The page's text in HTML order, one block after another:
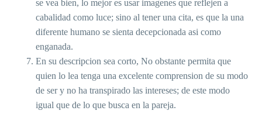
se vea bien, lo mejor es usar imagenes que reflejen a
cabalidad como luce; sino al tener una cita, es que la una
diferente humano se sienta decepcionada asi­ como
enganada.
En su descripcion sea corto, No obstante permita que
quien lo lea tenga una excelente comprension de su modo
de ser y no ha transpirado las intereses; de este modo
igual que de lo que busca en la pareja.